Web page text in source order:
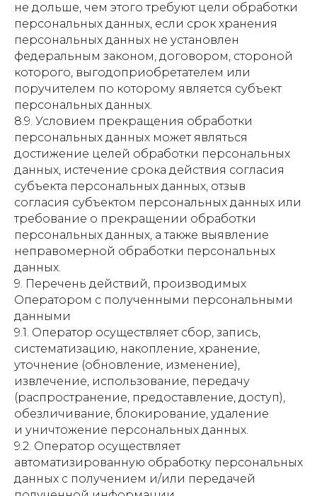
не дольше, чем этого требуют цели обработки
персональных данных, если срок хранения
персональных данных не установлен
федеральным законом, договором, стороной
которого, выгодоприобретателем или
поручителем по которому является субъект
персональных данных.
8.9. Условием прекращения обработки
персональных данных может являться
достижение целей обработки персональных
данных, истечение срока действия согласия
субъекта персональных данных, отзыв
согласия субъектом персональных данных или
требование о прекращении обработки
персональных данных, а также выявление
неправомерной обработки персональных
данных.
9. Перечень действий, производимых
Оператором с полученными персональными
данными
9.1. Оператор осуществляет сбор, запись,
систематизацию, накопление, хранение,
уточнение (обновление, изменение),
извлечение, использование, передачу
(распространение, предоставление, доступ),
обезличивание, блокирование, удаление
и уничтожение персональных данных.
9.2. Оператор осуществляет
автоматизированную обработку персональных
данных с получением и/или передачей